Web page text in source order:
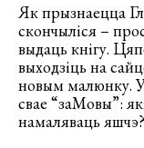
Як прызнаецца
скончыліся –
выдаць кнігу.
выходзіць на
новым малюнку. У
свае “заМовы”:
намаляваць яшчэ?